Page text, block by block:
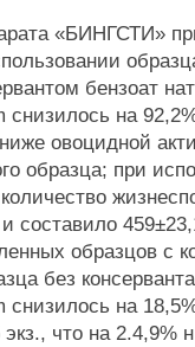
«БИНГСТИ»
бензоат
на
овоцидной
образца; при
составило
образцов с
без
на
что на 2.4,9%